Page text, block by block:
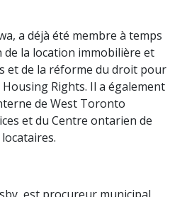
a déjà été membre à temps
de la location immobilière et
et de la réforme du droit pour
Rights. Il a également
de West Toronto
et du Centre ontarien de